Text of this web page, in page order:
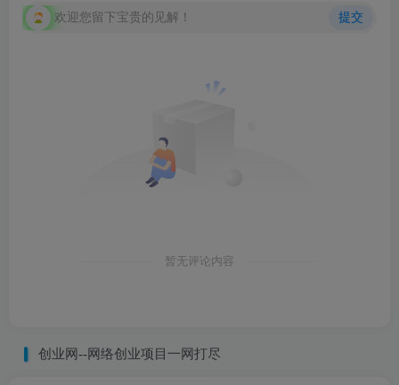
欢迎您留下宝贵的见解！ 提交
暂无评论内容
创业网--网络创业项目一网打尽